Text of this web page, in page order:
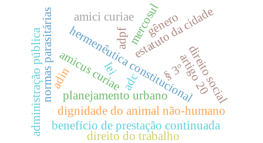
planejamento urbano
hermenêutica constitucional
estatuto da cidade
dignidade do animal não-humano
lei
normas parasitárias
administração pública direito social
benefício de prestação continuada
artigo 20
§ 3º
direito do trabalho
mercosul
amicus curiae
amici curiae
adc
adin
adpf
gênero